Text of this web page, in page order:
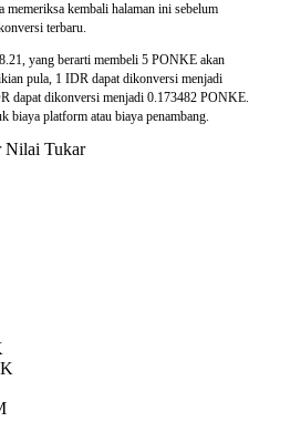
kembali halaman ini sebelum
terbaru.
yang berarti membeli 5 PONKE akan
pula, 1 IDR dapat dikonversi menjadi
dapat dikonversi menjadi 0.173482 PONKE.
biaya platform atau biaya penambang.
Nilai Tukar